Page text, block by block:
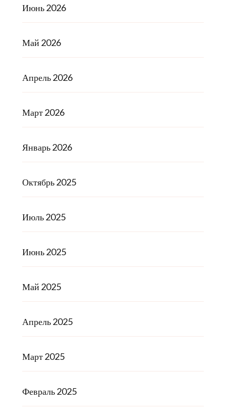
Июнь 2026
Май 2026
Апрель 2026
Март 2026
Январь 2026
Октябрь 2025
Июль 2025
Июнь 2025
Май 2025
Апрель 2025
Март 2025
Февраль 2025